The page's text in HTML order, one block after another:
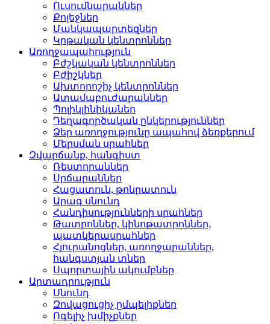
Ուսումնարաններ­
Քոլեջներ­
Մանկապարտեզներ­
Կրթական կենտրոններ­
Առողջապահություն
Բժշկական կենտրոններ­
Բժիշկներ­
Ախտորոշիչ կենտրոններ­
Ատամաբուժարաններ­
Պոլիկլինիկաներ­
Դեղագործական ընկերութ­յուններ
Ձեր առողջությունը ապահով ձեռքերում
Մերսման սրահներ­
Զվարճանք, հանգիստ
Ռեստորաններ­
Սրճարաններ­
Հացատուն, թոնրատուն­
Արագ սնունդ­
Հանդիսությունների սրա­հներ
Թատրոններ, կինոթատրոն­ներ,
պատկերասրահներ
Հյուրանոցներ, առողջար­աններ,
հանգստյան տներ
Սպորտային ակումբներ­
Արտադրություն
Սնունդ­
Զովացուցիչ ըմպելիքներ
Ոգելիչ խմիչքներ­